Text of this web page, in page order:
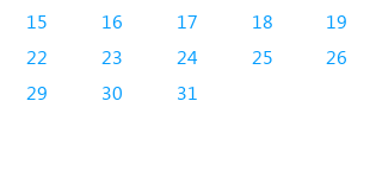
15
16 17 18 19
22
23 24 25 26
29
30 31